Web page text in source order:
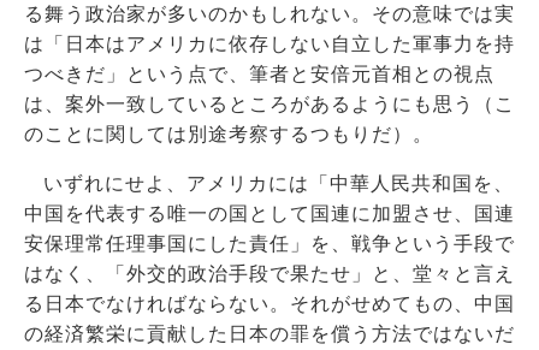
る舞う政治家が多いのかもしれない。その意味では実
は「日本はアメリカに依存しない自立した軍事力を持
つべきだ」という点で、筆者と安倍元首相との視点
は、案外一致しているところがあるようにも思う（こ
のことに関しては別途考察するつもりだ）。
いずれにせよ、アメリカには「中華人民共和国を、
中国を代表する唯一の国として国連に加盟させ、国連
安保理常任理事国にした責任」を、戦争という手段で
はなく、「外交的政治手段で果たせ」と、堂々と言え
る日本でなければならない。それがせめてもの、中国
の経済繁栄に貢献した日本の罪を償う方法ではないだ